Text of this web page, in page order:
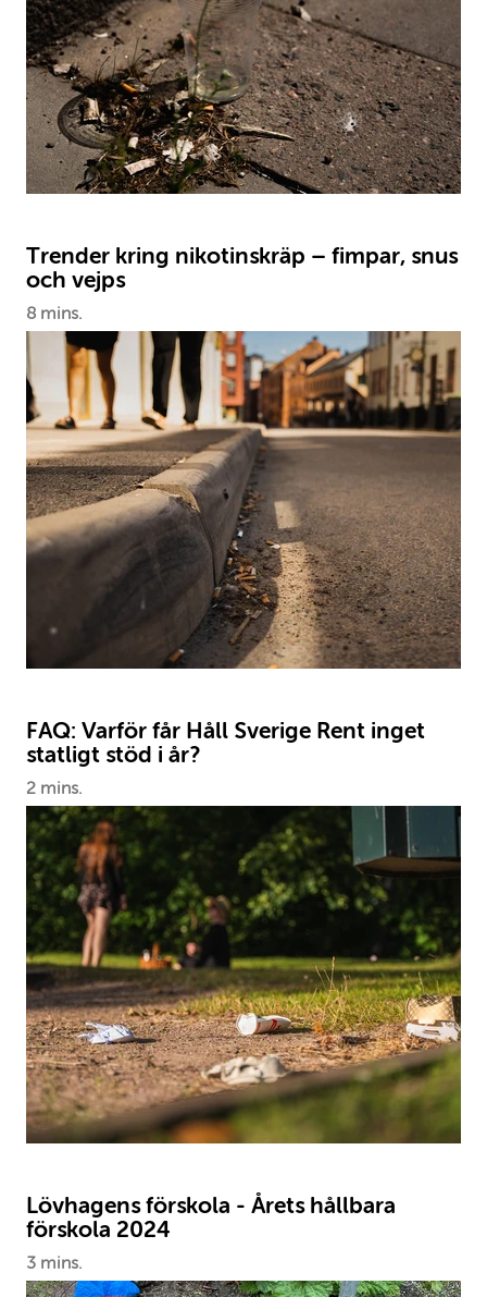
Trender kring nikotinskräp – fimpar, snus
och vejps
8 mins.
FAQ: Varför får Håll Sverige Rent inget
statligt stöd i år?
2 mins.
Lövhagens förskola - Årets hållbara
förskola 2024
3 mins.